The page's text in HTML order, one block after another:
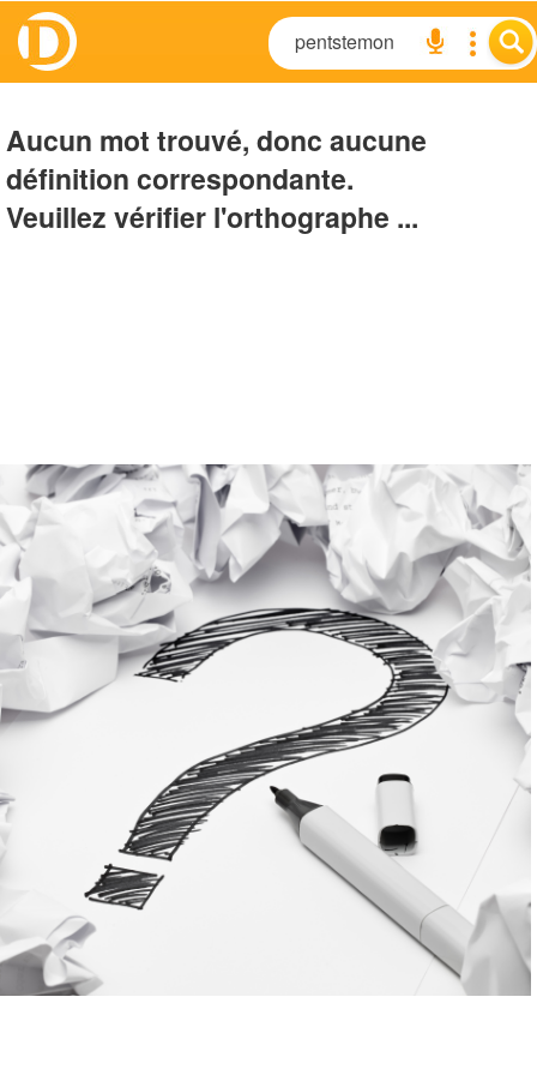
Aucun mot trouvé, donc aucune
définition correspondante.
Veuillez vérifier l'orthographe ...